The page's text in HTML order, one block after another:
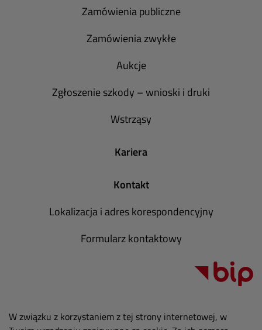
Zamówienia publiczne
Zamówienia zwykłe
Aukcje
Zgłoszenie szkody – wnioski i druki
Wstrząsy
Kariera
Kontakt
Lokalizacja i adres korespondencyjny
Formularz kontaktowy
W związku z korzystaniem z tej strony internetowej, w